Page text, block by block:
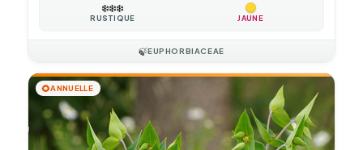
❄️❄️❄️
RUSTIQUE JAUNE
🍃EUPHORBIACEAE
🌻ANNUELLE